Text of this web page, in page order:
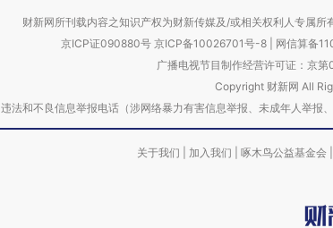
财新网所刊载内容之知识产权为财新传媒及/或相关权利人专属
京ICP证090880号 京ICP备10026701号-8 网信算备
广播电视节目制作经营许可证：京第
Copyright 财新网 All
违法和不良信息举报电话（涉网络暴力有害信息举报、未成年人
关于我们 加入我们 啄木鸟公益基金会